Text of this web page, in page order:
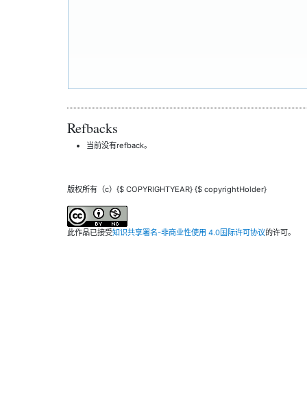
Refbacks
当前没有refback。
版权所有（c）{$ COPYRIGHTYEAR} {$ copyrightHolder}
此作品已接受知识共享署名-非商业性使用 4.0国际许可协议的许可。